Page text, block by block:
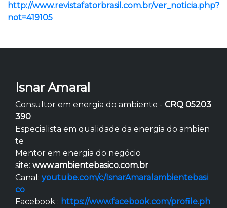
http://www.revistafatorbrasil.com.br/ver_noticia.php?
not=419105
Isnar Amaral
Consultor em energia do ambiente - CRQ 05203
390
Especialista em qualidade da energia do ambien
te
Mentor em energia do negócio
site: www.ambientebasico.com.br
Canal: youtube.com/c/IsnarAmaralambientebasi
co
Facebook : https://www.facebook.com/profile.ph